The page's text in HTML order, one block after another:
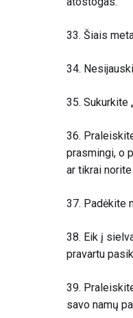
33. Šiais
34.
35. Sukurkite
36.
prasmingi, o
ar tikrai
37. Padėkite
38. Eik į
pravartu
39.
savo namų